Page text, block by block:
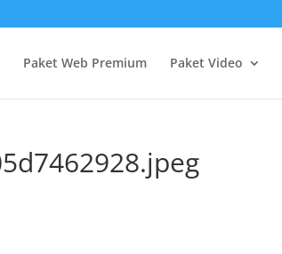
Paket Web Premium Paket Video